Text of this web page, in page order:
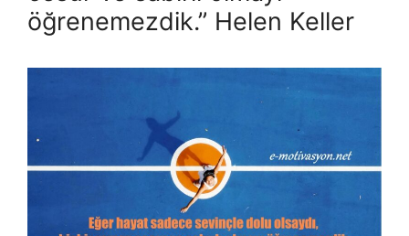
öğrenemezdik.” Helen Keller